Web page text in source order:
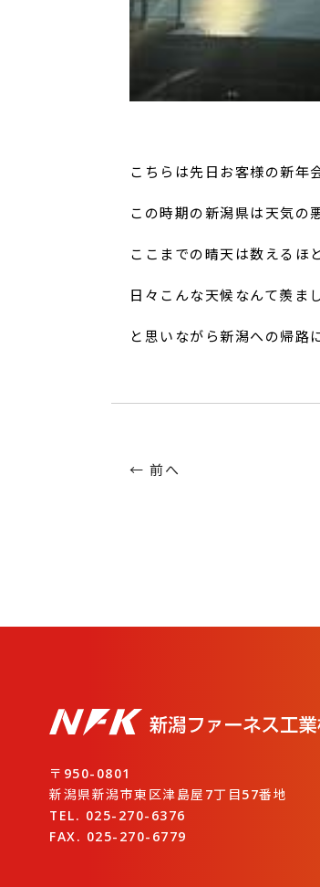
こちらは先日お客様の新年
この時期の新潟県は天気の
ここまでの晴天は数えるほ
日々こんな天候なんて羨ま
と思いながら新潟への帰路
← 前へ
〒950-0801
新潟県新潟市東区津島屋7丁目57番地
TEL. 025-270-6376
FAX. 025-270-6779